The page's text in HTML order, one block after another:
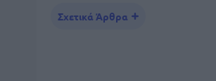
Σχετικά Άρθρα